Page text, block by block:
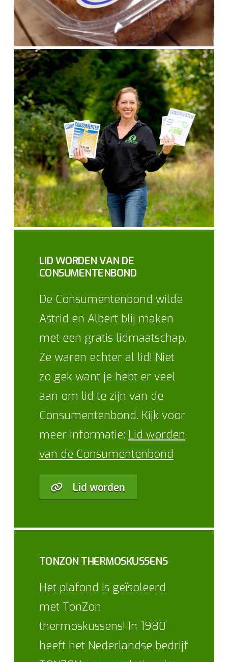
LID WORDEN VAN DE
CONSUMENTENBOND
De Consumentenbond wilde
Astrid en Albert blij maken
met een gratis lidmaatschap.
Ze waren echter al lid! Niet
zo gek want je hebt er veel
aan om lid te zijn van de
Consumentenbond. Kijk voor
meer informatie: Lid worden
van de Consumentenbond
Lid worden
TONZON THERMOSKUSSENS
Het plafond is geïsoleerd
met TonZon
thermoskussens! In 1980
heeft het Nederlandse bedrijf